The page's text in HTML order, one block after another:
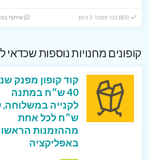
שיתוף
קופונים מחנויות נוספות שכדאי
קוד קופון מפנק
40 ש״ח במתנה
ש״ח לכל אחת
מההזמנות
באפליקציה